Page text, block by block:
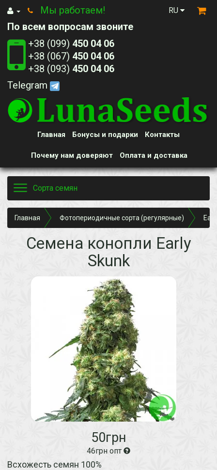
RU
Мы работаем!
По всем вопросам звоните
+38 (099) 450 04 06
+38 (067) 450 04 06
+38 (093) 450 04 06
Telegram
Главная
Почему нам доверяют
Контакты
Бонусы и подарки
Оплата и доставка
Toggle
navigation
Сорта семян
Главная Фотопериодичные сорта (регулярные)
Семена конопли Early
Skunk
50грн
46грн опт
Всхожесть семян 100%